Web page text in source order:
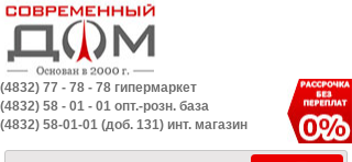
(4832) 77 - 78 - 78 гипермаркет
(4832) 58 - 01 - 01 опт.-розн. база
(4832) 58-01-01 (доб. 131) инт. магазин